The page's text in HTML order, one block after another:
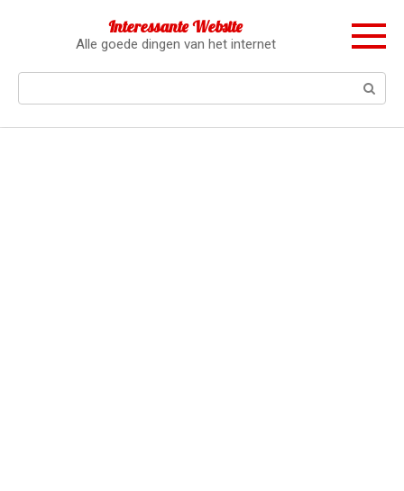
Interessante Website
Alle goede dingen van het internet